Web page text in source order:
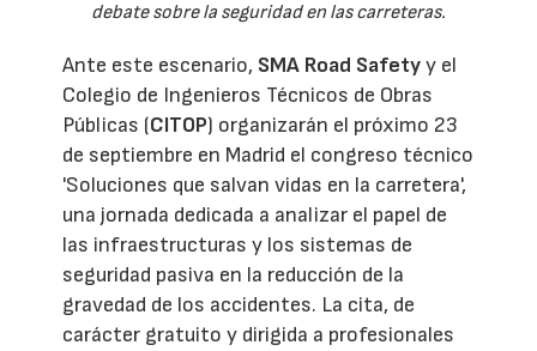
debate sobre la seguridad en las carreteras.
Ante este escenario, SMA Road Safetyy el
Colegio de Ingenieros Técnicos de Obras
Públicas (CITOP) organizarán el próximo 23
de septiembre en Madrid el congreso técnico
'Soluciones que salvan vidas en la carretera',
una jornada dedicada a analizar el papel de
las infraestructuras y los sistemas de
seguridad pasiva en la reducción de la
gravedad de los accidentes. La cita, de
carácter gratuito y dirigida a profesionales